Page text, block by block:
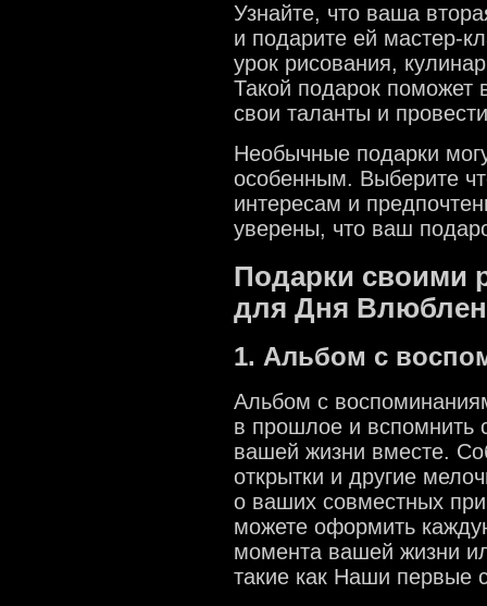
Узнайте, что ваша
и подарите ей мастер-
урок рисования,
Такой подарок поможет
свои таланты и
Необычные подарки
особенным. Выберите
интересам и
уверены, что ваш
Подарки своими
для Дня
1. Альбом с
Альбом с
в прошлое и
вашей жизни вместе.
открытки и другие
о ваших совместных
можете оформить
момента вашей жизни
такие как Наши первые